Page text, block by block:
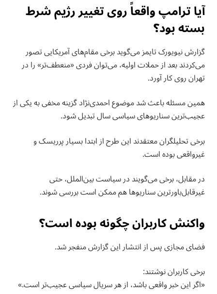
آیا ترامپ واقعاً روی تغییر رژیم شرط
بسته بود؟
گزارش نیویورک تایمز می‌گوید برخی مقام‌های آمریکایی تصور
می‌کردند بعد از حملات اولیه، می‌توان فردی «منعطف‌تر» را در
تهران روی کار آورد.
همین مسئله باعث شد موضوع احمدی‌نژاد گزینه مخفی به یکی از
عجیب‌ترین سناریوهای سیاسی سال تبدیل شود.
برخی تحلیلگران معتقدند این طرح از ابتدا بسیار پرریسک و
غیرواقعی بوده است.
در مقابل، برخی می‌گویند در سیاست بین‌الملل، حتی
غیرقابل‌باورترین سناریوها هم ممکن است بررسی شوند.
واکنش کاربران چگونه بوده است؟
فضای مجازی پس از انتشار این گزارش منفجر شد.
برخی کاربران نوشتند:
«اگر این خبر واقعی باشد، از هر سریال سیاسی عجیب‌تر است.»